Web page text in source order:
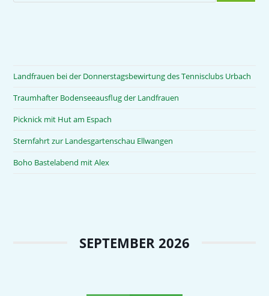
Landfrauen bei der Donnerstagsbewirtung des Tennisclubs Urbach
Traumhafter Bodenseeausflug der Landfrauen
Picknick mit Hut am Espach
Sternfahrt zur Landesgartenschau Ellwangen
Boho Bastelabend mit Alex
SEPTEMBER 2026